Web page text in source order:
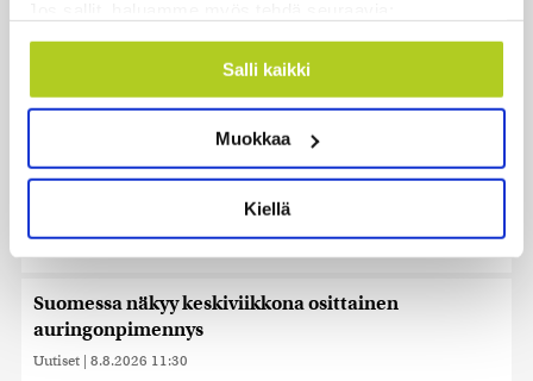
Kerätä tietoja maantieteellisestä sijainnistasi,
mahdollisesti muutaman metrin tarkkuudella
ominaispiirteitä aktiivisesti (sormenjäljen
Lue lisää siitä, miten henkilötietojasi käsitellään ja miten
suostumustasi tai peruuttaa sen milloin vain
evästeilmoituksessa.
Käytämme evästeitä tarjoamamme sisällön ja mainosten
räätälöimiseen, sosiaalisen median ominaisuuksien
tukemiseen ja kävijämäärämme analysoimiseen. Lisäksi
jaamme sosiaalisen median, mainosalan ja analytiikka-
Salli kaikki
Muokkaa
Kiellä
rajaa
HS: Kaikkonen puoluejohtajien ykkönen
auringonpimennyksen edellä
Suomessa näkyy keskiviikkona osittainen
auringonpimennys
Uutiset | 8.8.2026 11:30